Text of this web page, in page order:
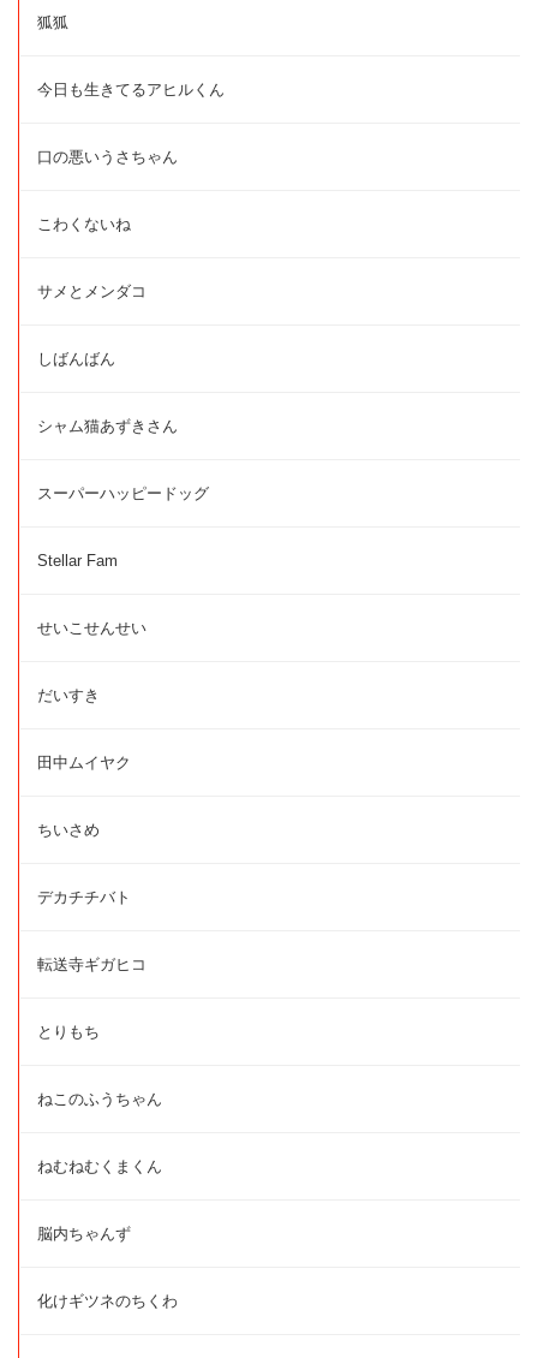
狐狐
今日も生きてるアヒルくん
口の悪いうさちゃん
こわくないね
サメとメンダコ
しばんばん
シャム猫あずきさん
スーパーハッピードッグ
Stellar Fam
せいこせんせい
だいすき
田中ムイヤク
ちいさめ
デカチチバト
転送寺ギガヒコ
とりもち
ねこのふうちゃん
ねむねむくまくん
脳内ちゃんず
化けギツネのちくわ